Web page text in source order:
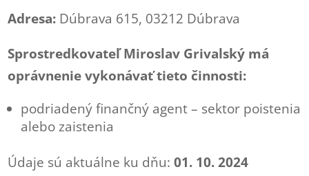
Adresa: Dúbrava 615, 03212 Dúbrava
Sprostredkovateľ Miroslav Grivalský má
oprávnenie vykonávať tieto činnosti:
podriadený finančný agent – sektor poistenia
alebo zaistenia
Údaje sú aktuálne ku dňu:01. 10. 2024